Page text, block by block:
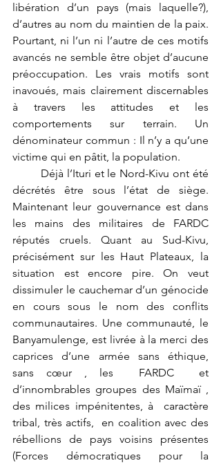
libération d’un pays (mais laquelle?),
d’autres au nom du maintien de la paix.
Pourtant, ni l’un ni l’autre de ces motifs
avancés ne semble être objet d’aucune
préoccupation. Les vrais motifs sont
inavoués, mais clairement discernables
à travers les attitudes et les
comportements sur terrain. Un
dénominateur commun : Il n’y a qu’une
victime qui en pâtit, la population.
décrétés être sous l’état de siège.
Maintenant leur gouvernance est dans
les mains des militaires de FARDC
réputés cruels. Quant au Sud-Kivu,
précisément sur les Haut Plateaux, la
situation est encore pire. On veut
dissimuler le cauchemar d’un génocide
en cours sous le nom des conflits
communautaires. Une communauté, le
Banyamulenge, est livrée à la merci des
caprices d’une armée sans éthique,
sans cœur , les  FARDC  et
d’innombrables groupes des Maïmaï ,
des milices impénitentes, à  caractère
tribal, très actifs,  en coalition avec des
rébellions de pays voisins présentes
(Forces démocratiques pour la